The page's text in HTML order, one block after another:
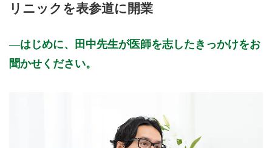
リニックを表参道に開業
はじめに、田中先生が医師を志したきっかけをお
聞かせください。